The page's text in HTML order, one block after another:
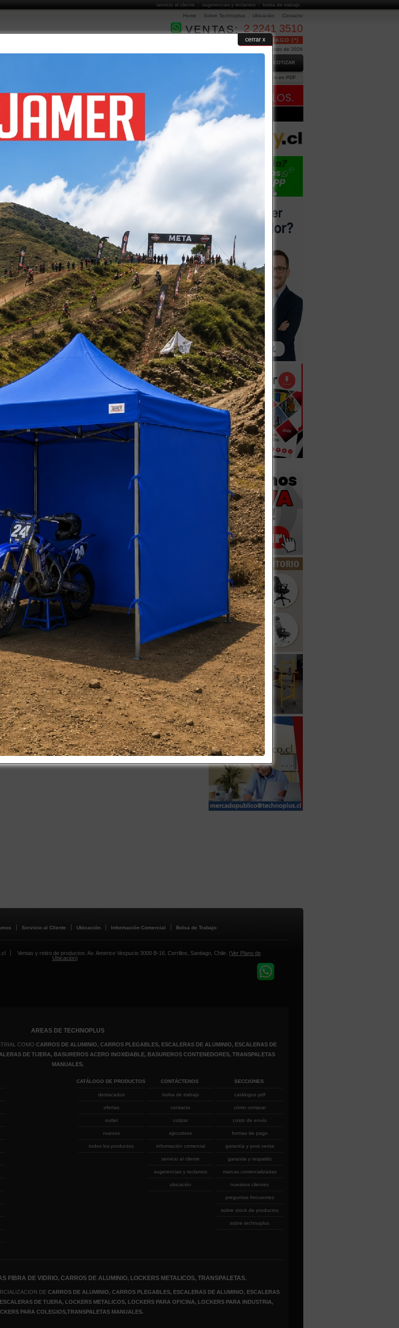
cerrar x
servicio al cliente sugerencias y reclamos
bolsa de trabajo
Home
Sobre Technoplus Ubicación Contacto
2 2241 3510
VENTAS:
DESPACHO EN 24 HORAS GRATUITO EN SANTIAGO (*)
Hoy es Viernes 7 de Agosto de 2026
COTIZAR
Información Comercial Ejecutivos Catálogos en PDF
METALICO
ARMARIO METALICO
ARMARIO METALICO 4
PUERTAS
$ 129.000+iva
Cotizar Ver Más
A304 disponible
ARMARIO METALICO 4
PUERTAS CON VITRINA
$ 124.000+iva
Cotizar Ver Más
A306 disponible
Servicio al Cliente Ubicación Información Comercial Bolsa de Trabajo
Ventas y retiro de productos: Av. Americo Vespucio 3000 B-16. Cerrillos, Santiago, Chile. (Ver Plano de
Ubicación)
AREAS DE TECHNOPLUS
COMO CARROS DE ALUMINIO, CARROS PLEGABLES, ESCALERAS DE ALUMINIO, ESCALERAS DE
DE TIJERA, BASUREROS ACERO INOXIDABLE, BASUREROS CONTENEDORES, TRANSPALETAS
MANUALES.
CATÁLOGO DE PRODUCTOS
destacados
ofertas
outlet
nuevos
todos los productos
CONTÁCTENOS
bolsa de trabajo
contacto
cotizar
ejecutivos
información comercial
servicio al cliente
sugerencias y reclamos
ubicación
SECCIONES
catálogos pdf
cómo comprar
costo de envío
formas de pago
garantía y post venta
garantia y respaldo
marcas comercializadas
nuestros clientes
preguntas frecuentes
sobre stock de productos
sobre technoplus
FIBRA DE VIDRIO, CARROS DE ALUMINIO, LOCKERS METALICOS, TRANSPALETAS.
DE CARROS DE ALUMINIO, CARROS PLEGABLES, ESCALERAS DE ALUMINIO, ESCALERAS
DE TIJERA, LOCKERS METALICOS, LOCKERS PARA OFICINA, LOCKERS PARA INDUSTRIA,
PARA COLEGIOS,TRANSPALETAS MANUALES.